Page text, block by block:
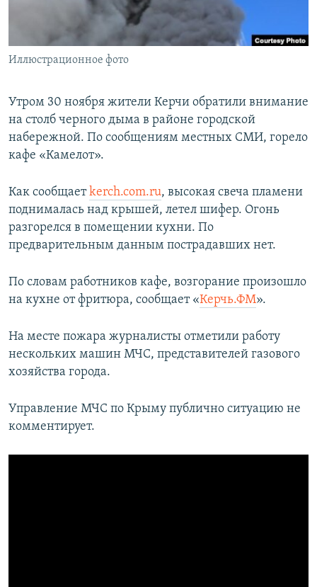
ПОБЕДИТЕЛЕЙ НЕ СУДЯТ?
КРЫМ.НЕПОКОРЕННЫЙ
ELIFBE
Все сайты RFE/RL
Иллюстрационное фото
Утром 30 ноября жители Керчи обратили внимание
на столб черного дыма в районе городской
набережной. По сообщениям местных СМИ, горело
кафе «Камелот».
Как сообщаетkerch.com.ru, высокая свеча пламени
поднималась над крышей, летел шифер. Огонь
разгорелся в помещении кухни. По
предварительным данным пострадавших нет.
По словам работников кафе, возгорание произошло
на кухне от фритюра, сообщает «Керчь.ФМ».
На месте пожара журналисты отметили работу
нескольких машин МЧС, представителей газового
хозяйства города.
Управление МЧС по Крыму публично ситуацию не
комментирует.